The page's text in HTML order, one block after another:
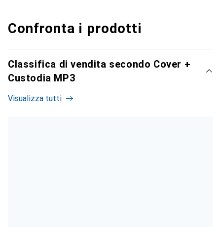
Confronta i prodotti
Classifica di vendita secondo Cover +
Custodia MP3
Visualizza tutti